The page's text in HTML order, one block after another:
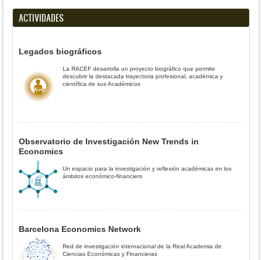
ACTIVIDADES
Legados biográficos
La RACEF desarrolla un proyecto biográfico que permite
descubrir la destacada trayectoria profesional, académica y
científica de sus Académicos
Observatorio de Investigación New Trends in
Economics
Un espacio para la investigación y reflexión académicas en los
ámbitos económico-financiero
Barcelona Economics Network
Red de investigación internacional de la Real Academia de
Ciencias Económicas y Financieras